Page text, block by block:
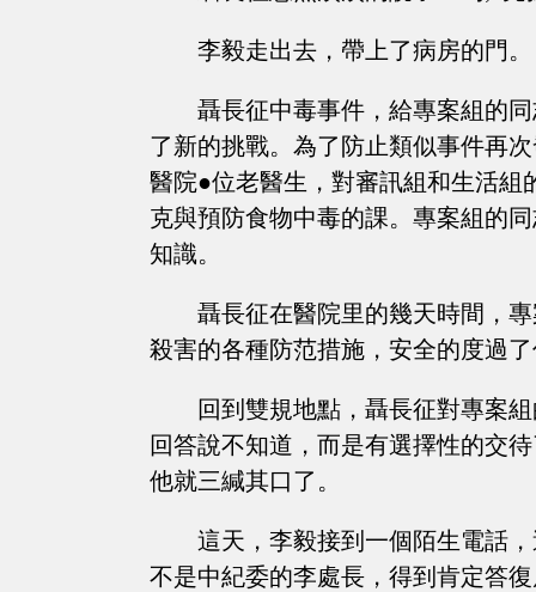
李毅走出去，帶上了病房的門。
聶長征中毒事件，給專案組的
了新的挑戰。為了防止類似事件再
醫院●位老醫生，對審訊組和生活組
克與預防食物中毒的課。專案組的
知識。
聶長征在醫院里的幾天時間，
殺害的各種防范措施，安全的度過
回到雙規地點，聶長征對專案
回答說不知道，而是有選擇性的交
他就三緘其口了。
這天，李毅接到一個陌生電話
不是中紀委的李處長，得到肯定答